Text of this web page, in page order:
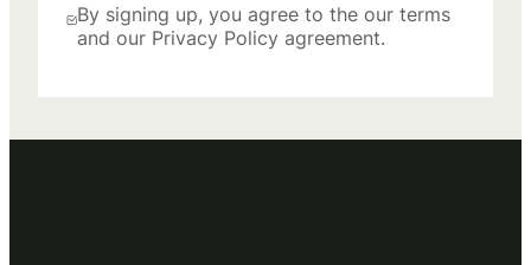
By signing up, you agree to the our terms
and our Privacy Policy agreement.